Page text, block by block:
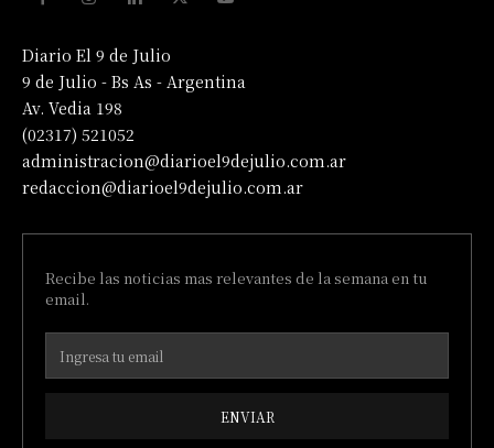
Diario El 9 de Julio
9 de Julio - Bs As - Argentina
Av. Vedia 198
(02317) 521052
administracion@diarioel9dejulio.com.ar
redaccion@diarioel9dejulio.com.ar
Recibe las noticias mas relevantes de la semana en tu
email.
ENVIAR